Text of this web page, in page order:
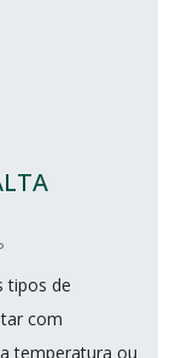
tipos de
com
temperatura ou